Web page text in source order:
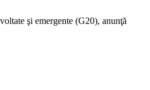
şi emergente (G20), anunţă